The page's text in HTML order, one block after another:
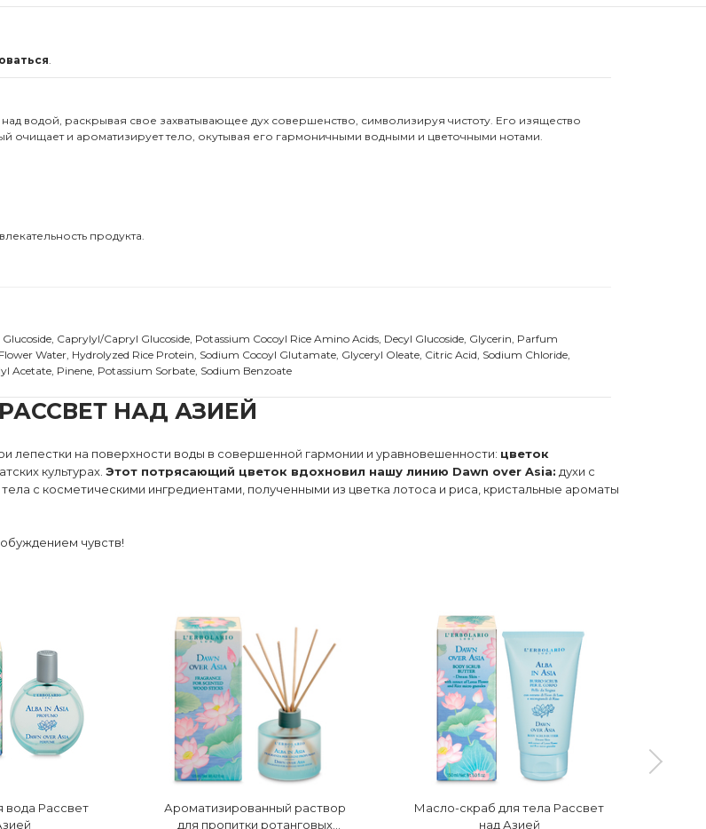
водой, раскрывая свое захватывающее дух совершенство, символизируя чистоту. Его изящество
очищает и ароматизирует тело, окутывая его гармоничными водными и цветочными нотами.
продукта.
Caprylyl/Capryl Glucoside, Potassium Cocoyl Rice Amino Acids, Decyl Glucoside, Glycerin, Parfum
Water, Hydrolyzed Rice Protein, Sodium Cocoyl Glutamate, Glyceryl Oleate, Citric Acid, Sodium Chloride,
Acetate, Pinene, Potassium Sorbate, Sodium Benzoate
РАССВЕТ НАД АЗИЕЙ
лепестки на поверхности воды в совершенной гармонии и уравновешенности: цветок
культурах. Этот потрясающий цветок вдохновил нашу линию Dawn over Asia: духи с
с косметическими ингредиентами, полученными из цветка лотоса и риса, кристальные ароматы
чувств!
Рассвет
Ароматизированный раствор
для пропитки ротанговых
Масло-скраб для тела Рассвет
над Азией